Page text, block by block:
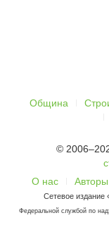
Община
©
О нас
Авторы
Сетевое издание
Федеральной службой по